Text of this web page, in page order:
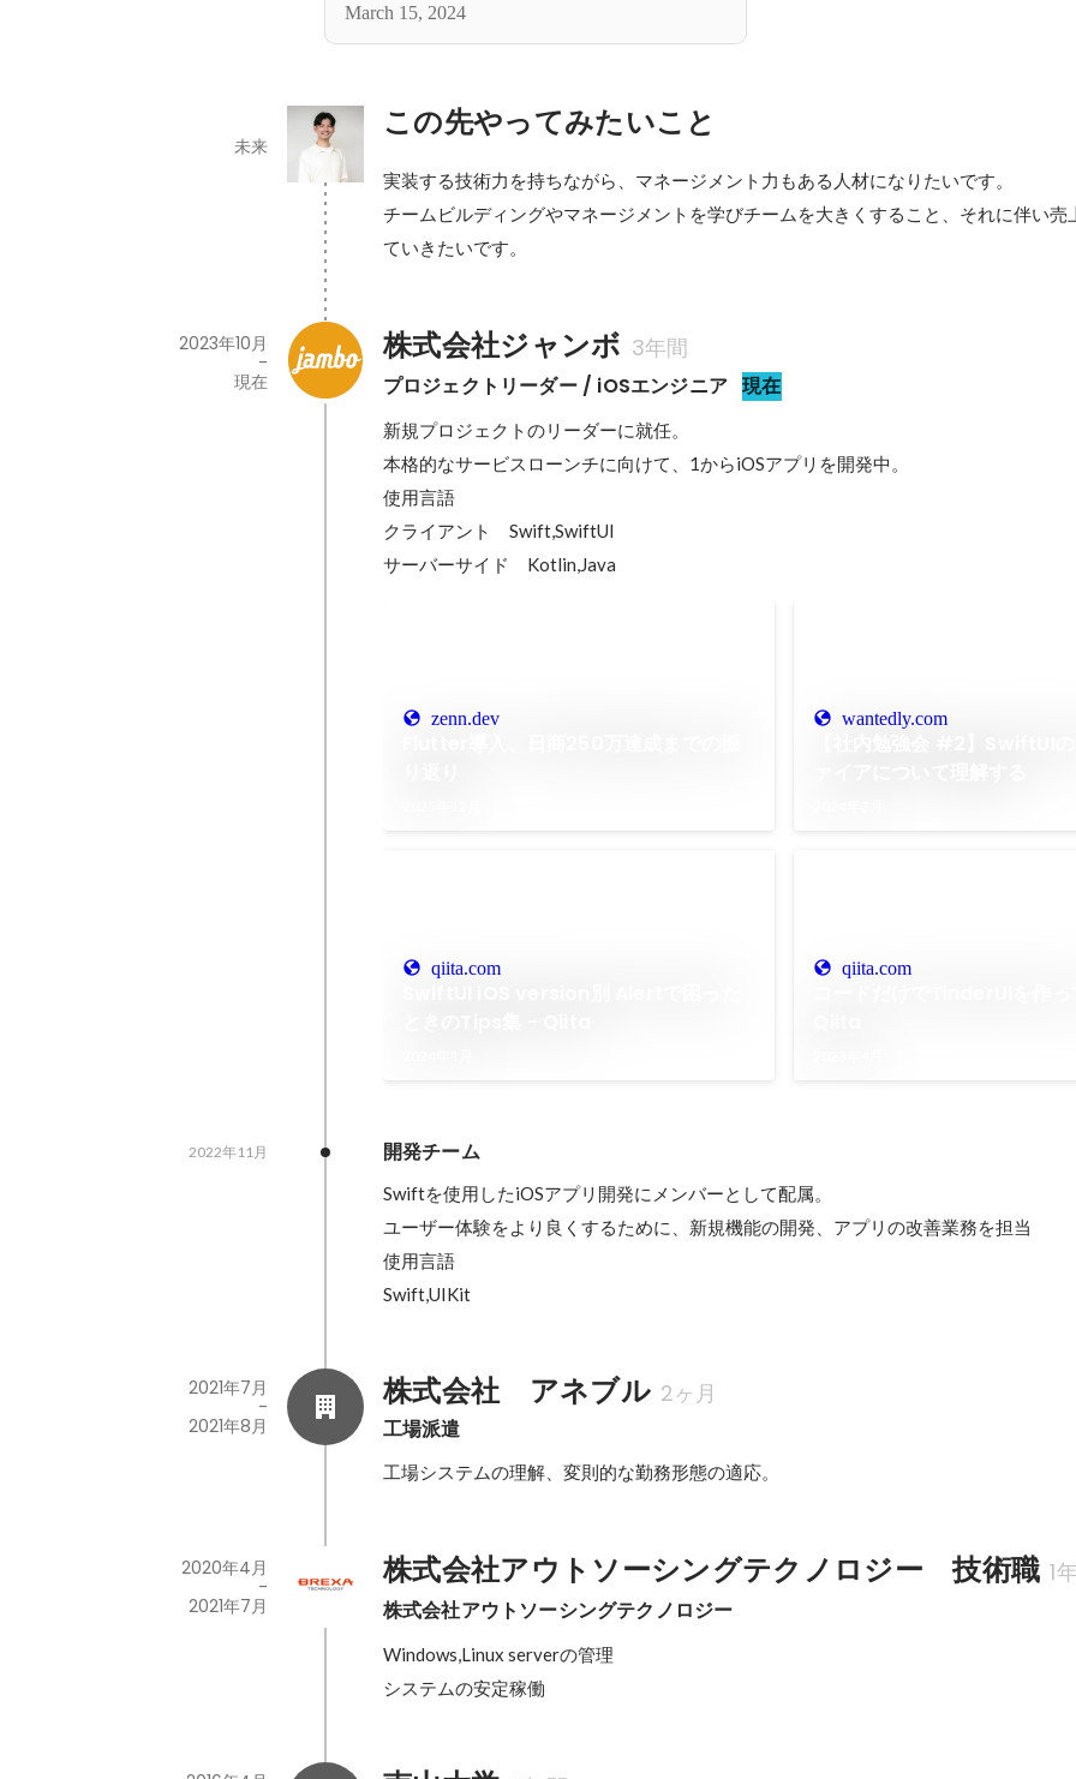
March 15, 2024
この先やってみたいこと
未来
実装する技術力を持ちながら、マネージメント力もある人材になりたいです。
チームビルディングやマネージメントを学びチームを大きくすること、それに伴い売
ていきたいです。
株式会社ジャンボ 3年間
プロジェクトリーダー / iOSエンジニア 現在
2023年10月
-
現在
新規プロジェクトのリーダーに就任。
本格的なサービスローンチに向けて、1からiOSアプリを開発中。
使用言語
クライアント　Swift,SwiftUI
サーバーサイド　Kotlin,Java
zenn.dev wantedly.com
qiita.com qiita.com
開発チーム
2022年11月
Swiftを使用したiOSアプリ開発にメンバーとして配属。
ユーザー体験をより良くするために、新規機能の開発、アプリの改善業務を担当
使用言語
Swift,UIKit
株式会社　アネブル 2ヶ月
工場派遣
2021年7月
-
2021年8月
工場システムの理解、変則的な勤務形態の適応。
株式会社アウトソーシングテクノロジー　技術職 1
株式会社アウトソーシングテクノロジー
2020年4月
-
2021年7月
Windows,Linux serverの管理
システムの安定稼働